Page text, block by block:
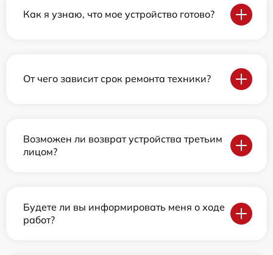
Как я узнаю, что мое устройство готово?
От чего зависит срок ремонта техники?
Возможен ли возврат устройства третьим
лицом?
Будете ли вы информировать меня о ходе
работ?